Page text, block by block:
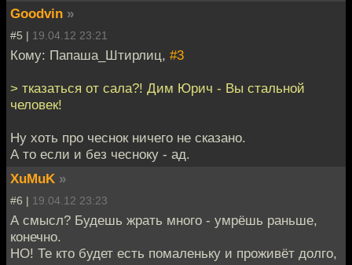
Goodvin »
#5 | 19.04.12 23:21
Кому: Папаша_Штирлиц, #3
> тказаться от сала?! Дим Юрич - Вы стальной
человек!
Ну хоть про чеснок ничего не сказано.
А то если и без чесноку - ад.
XuMuK »
#6 | 19.04.12 23:23
А смысл? Будешь жрать много - умрёшь раньше,
конечно.
НО! Те кто будет есть помаленьку и проживёт долго,